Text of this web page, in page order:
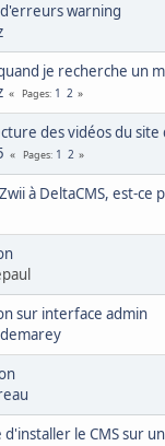
warning
je recherche un
Pages 1 2
des vidéos du site
Pages 1 2
à DeltaCMS, est-ce
sur interface admin
d'installer le CMS sur